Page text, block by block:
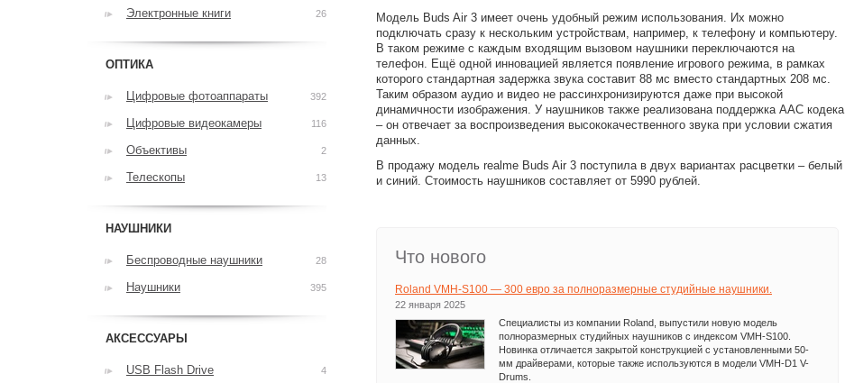
Модель Buds Air 3 имеет очень удобный режим использования. Их можно
подключать сразу к нескольким устройствам, например, к телефону и компьютеру.
В таком режиме с каждым входящим вызовом наушники переключаются на
телефон. Ещё одной инновацией является появление игрового режима, в рамках
которого стандартная задержка звука составит 88 мс вместо стандартных 208 мс.
Таким образом аудио и видео не рассинхронизируются даже при высокой
динамичности изображения. У наушников также реализована поддержка AAC кодека
– он отвечает за воспроизведения высококачественного звука при условии сжатия
данных.
В продажу модель realme Buds Air 3 поступила в двух вариантах расцветки – белый
и синий. Стоимость наушников составляет от 5990 рублей.
Что нового
Roland VMH-S100 — 300 евро за полноразмерные студийные наушники.
22 января 2025
Специалисты из компании Roland, выпустили новую модель
полноразмерных студийных наушников с индексом VMH-S100.
Новинка отличается закрытой конструкцией с установленными 50-
мм драйверами, которые также используются в модели VMH-D1 V-
Drums.
Электронные книги 26
ОПТИКА
Цифровые фотоаппараты 392
Цифровые видеокамеры 116
Объективы 2
Телескопы 13
НАУШНИКИ
Беспроводные наушники 28
Наушники 395
АКСЕССУАРЫ
USB Flash Drive 4